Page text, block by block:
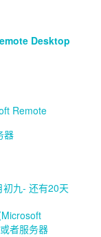
Desktop
Remote
器
九- 还有20天
者服务器